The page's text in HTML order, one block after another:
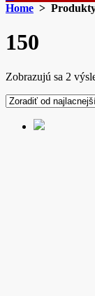
Home > Produkty
150
Zobrazujú sa 2